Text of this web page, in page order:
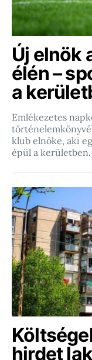
Új elnök
élén –
a
Emlékezetes
klub elnöke, aki
épül a kerületben.
hirdet